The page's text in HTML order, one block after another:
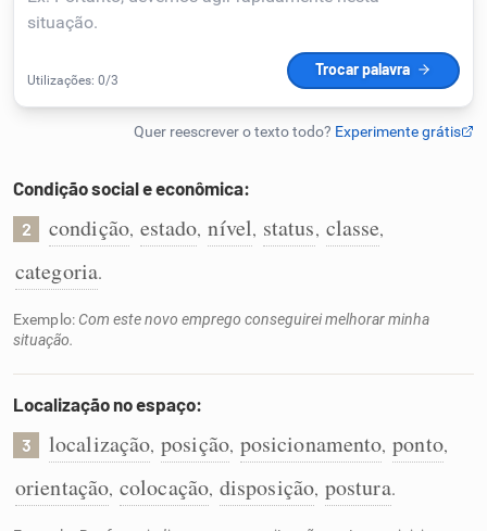
Conexões
Dicionário
Sinônimos
Condição social e econômica:
2 condição, estado, nível, status, classe,
categoria.
Exemplo: Com este novo emprego conseguirei melhorar minha
situação.
Localização no espaço:
3 localização, posição, posicionamento, ponto,
orientação, colocação, disposição, postura.